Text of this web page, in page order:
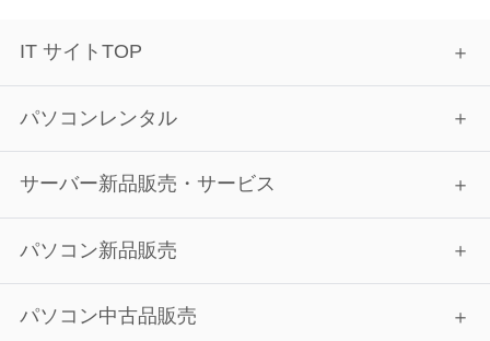
IT サイトTOP
パソコンレンタル
サーバー新品販売・サービス
パソコン新品販売
パソコン中古品販売